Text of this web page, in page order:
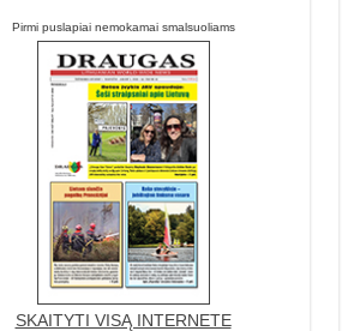
Pirmi puslapiai nemokamai smalsuoliams
SKAITYTI VISĄ INTERNETE